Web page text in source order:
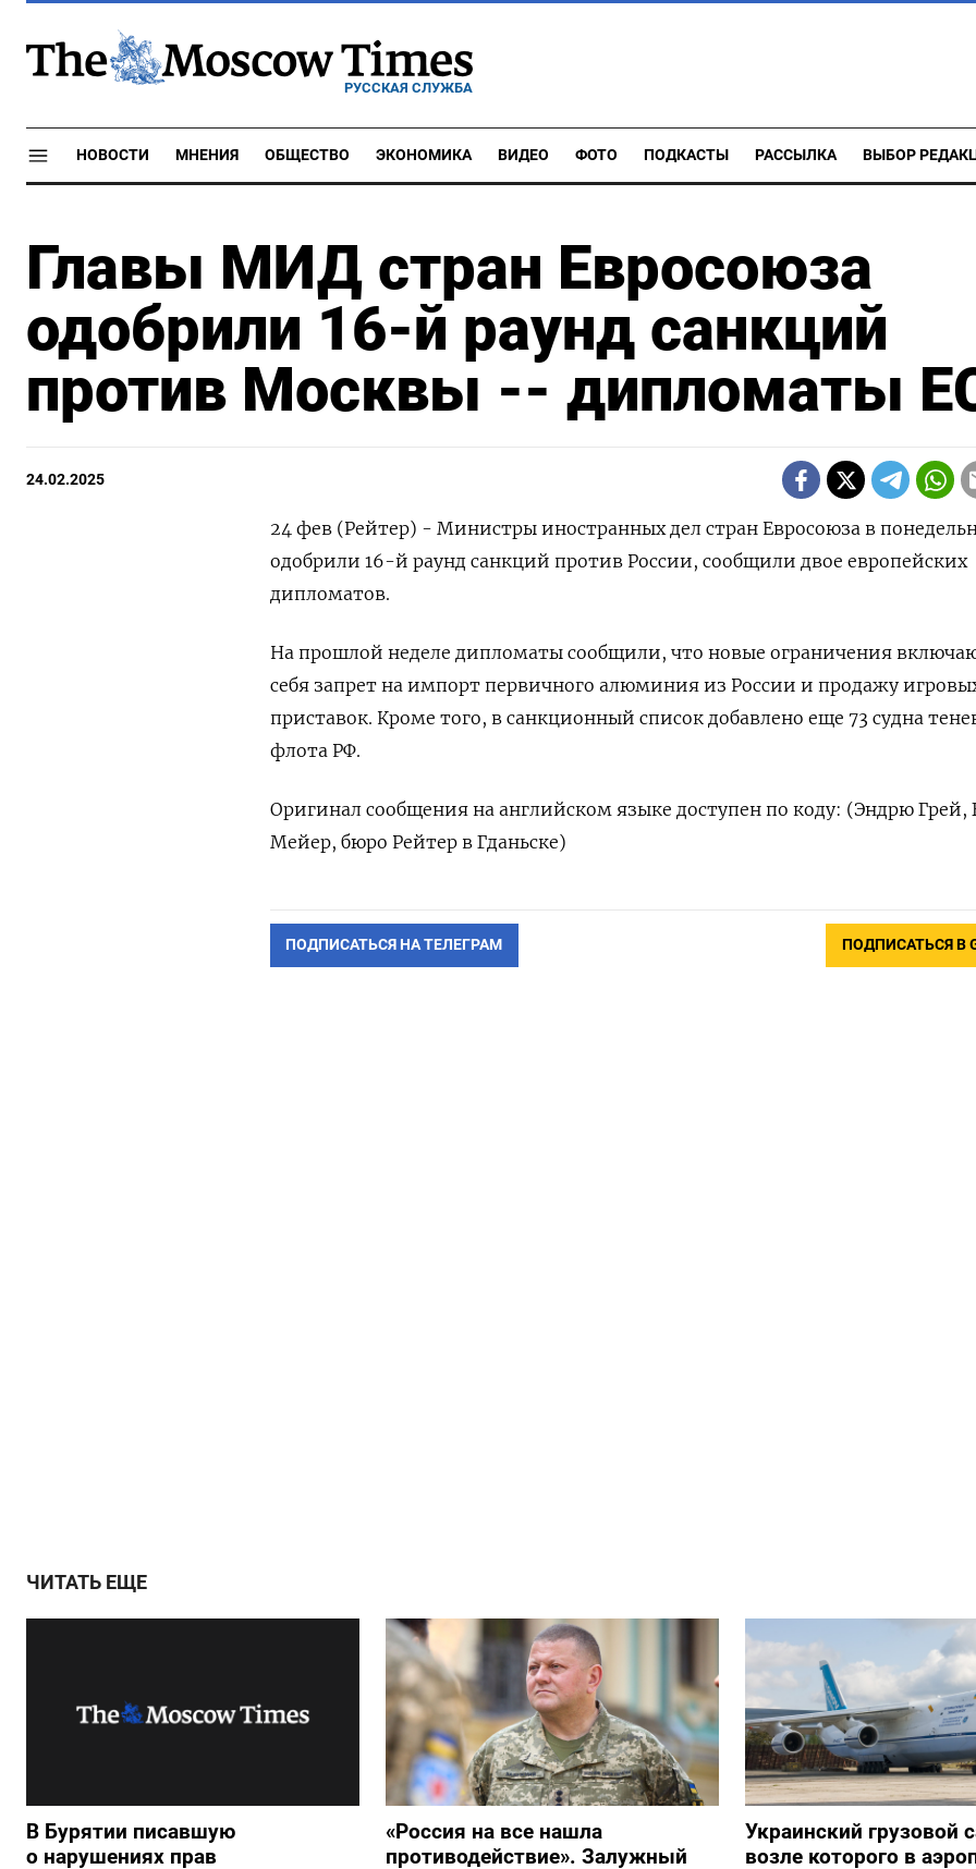
РУССКАЯ СЛУЖБА
НОВОСТИ МНЕНИЯ ОБЩЕСТВО ЭКОНОМИКА ВИДЕО ФОТО ПОДКАСТЫ РАССЫЛКА ВЫБОР
Главы МИД стран Евросоюза
одобрили 16-й раунд санкций
против Москвы -- дипломаты
24.02.2025
24 фев (Рейтер) - Министры иностранных дел стран Евросоюза в
одобрили 16-й раунд санкций против России, сообщили двое европейских
дипломатов.
На прошлой неделе дипломаты сообщили, что новые ограничения
себя запрет на импорт первичного алюминия из России и продажу
приставок. Кроме того, в санкционный список добавлено еще 73 судна
флота РФ.
Оригинал сообщения на английском языке доступен по коду: (Эндрю Грей,
Мейер, бюро Рейтер в Гданьске)
ПОДПИСАТЬСЯ НА ТЕЛЕГРАМ ПОДПИСАТЬСЯ В
ЧИТАТЬ ЕЩЕ
В Бурятии писавшую
о нарушениях прав
«Россия на все нашла
противодействие». Залужный
Украинский грузовой
возле которого в